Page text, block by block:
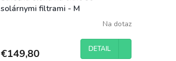
solárnymi filtrami - M
Na dotaz
€149,80 DETAIL